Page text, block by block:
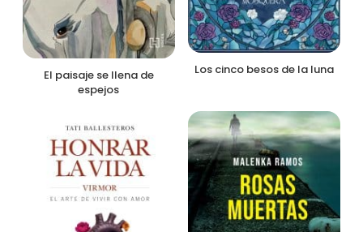
El paisaje se llena de
espejos
Los cinco besos de la luna